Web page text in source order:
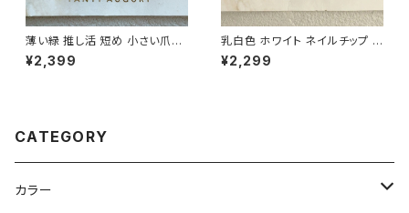
薄い緑 推し活 短め 小さい爪用
ベリーショート ネイルチップ ピ
スタチオグリーン ぷっくりフラワ
¥2,399
乳白色 ホワイト ネイルチップ ニ
ュアンス 金 ゴールド 3D 立体
ぷっくり フラワー 花 パール つけ
¥2,299
CATEGORY
カラー